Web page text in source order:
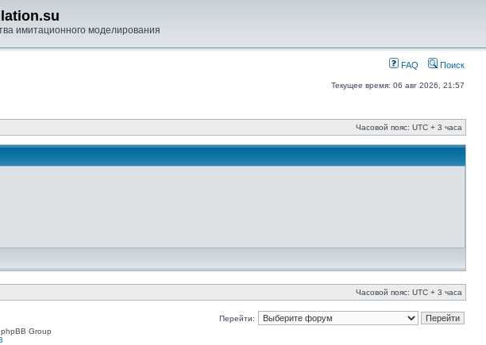
имитационного моделирования
FAQ Поиск
Текущее время: 06 авг 2026, 21:57
Часовой пояс: UTC + 3 часа
Часовой пояс: UTC + 3 часа
Перейти:
Group